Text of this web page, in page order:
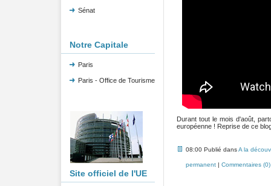
Sénat
Notre Capitale
Paris
Paris - Office de Tourisme
Site officiel de l'UE
Durant tout le mois d'août,
européenne ! Reprise de ce
08:00 Publié dansA la
permanent| Commentaires (0)